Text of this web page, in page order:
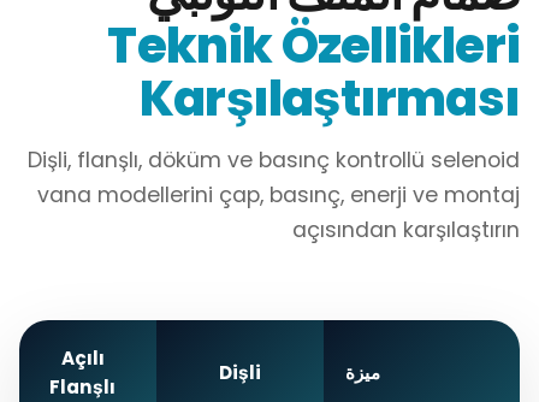
Teknik Özellikleri
Karşılaştırması
Dişli, flanşlı, döküm ve basınç kontrollü selenoid
vana modellerini çap, basınç, enerji ve montaj
açısından karşılaştırın
ميزة Dişli
Açılı
Flanşlı